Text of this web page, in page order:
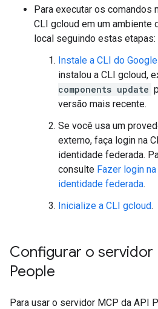
Para executar os comandos
CLI gcloud em um ambiente
local seguindo estas etapas:
Instale a CLI do
instalou a CLI gcloud,
components update
versão mais recente.
Se você usa um
externo, faça login na
identidade federada.
consulte Fazer login
identidade federada.
Inicialize a CLI gcloud.
Configurar o servidor
People
Para usar o servidor MCP da API